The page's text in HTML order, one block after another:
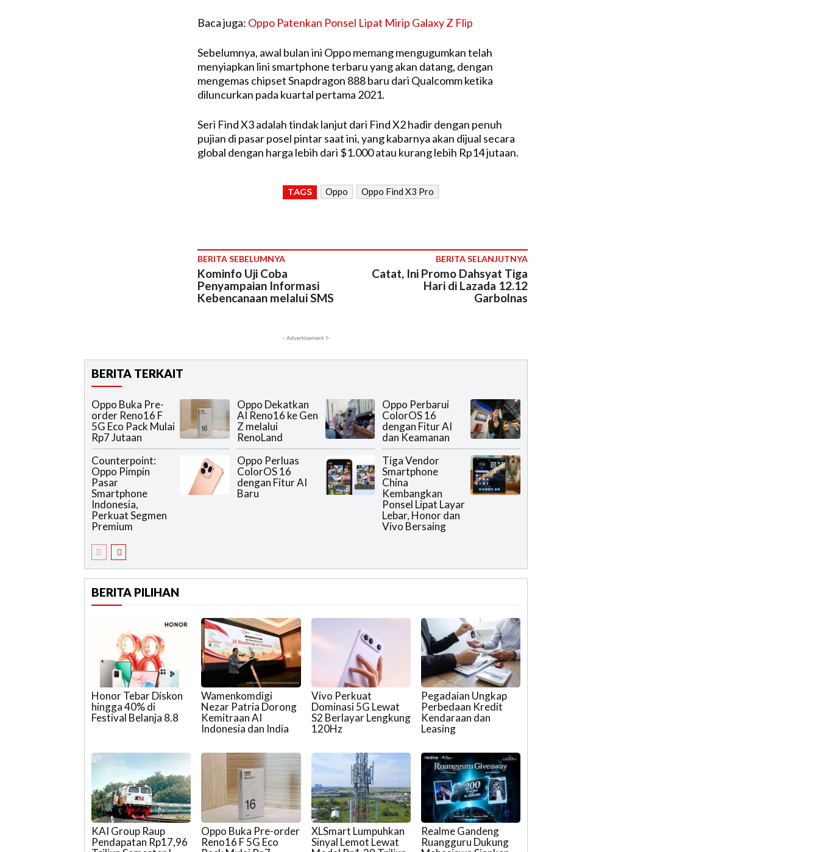
Baca juga: Oppo Patenkan Ponsel Lipat Mirip Galaxy Z Flip
Sebelumnya, awal bulan ini Oppo memang mengugumkan telah
menyiapkan lini smartphone terbaru yang akan datang, dengan
mengemas chipset Snapdragon 888 baru dari Qualcomm ketika
diluncurkan pada kuartal pertama 2021.
Seri Find X3 adalah tindak lanjut dari Find X2 hadir dengan penuh
pujian di pasar posel pintar saat ini, yang kabarnya akan dijual secara
global dengan harga lebih dari $1.000 atau kurang lebih Rp14 jutaan.
TAGS Oppo Oppo Find X3 Pro
BERITA SEBELUMNYA
Kominfo Uji Coba
Penyampaian Informasi
Kebencanaan melalui SMS
BERITA SELANJUTNYA
Catat, Ini Promo Dahsyat Tiga
Hari di Lazada 12.12
Garbolnas
- Advertisement 1-
BERITA TERKAIT
Oppo Buka Pre-
order Reno16 F
5G Eco Pack Mulai
Rp7 Jutaan
Oppo Dekatkan
AI Reno16 ke Gen
Z melalui
RenoLand
Oppo Perbarui
ColorOS 16
dengan Fitur AI
dan Keamanan
Counterpoint:
Oppo Pimpin
Pasar
Smartphone
Indonesia,
Perkuat Segmen
Premium
Oppo Perluas
ColorOS 16
dengan Fitur AI
Baru
Tiga Vendor
Smartphone
China
Kembangkan
Ponsel Lipat Layar
Lebar, Honor dan
Vivo Bersaing
BERITA PILIHAN
Honor Tebar Diskon
hingga 40% di
Festival Belanja 8.8
Wamenkomdigi
Nezar Patria Dorong
Kemitraan AI
Indonesia dan India
Vivo Perkuat
Dominasi 5G Lewat
S2 Berlayar Lengkung
120Hz
Pegadaian Ungkap
Perbedaan Kredit
Kendaraan dan
Leasing
KAI Group Raup
Pendapatan Rp17,96
Oppo Buka Pre-order
Reno16 F 5G Eco
XLSmart Lumpuhkan
Sinyal Lemot Lewat
Realme Gandeng
Ruangguru Dukung